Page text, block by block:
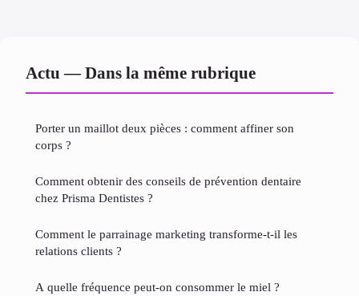
Actu — Dans la même rubrique
Porter un maillot deux pièces : comment affiner son
corps ?
Comment obtenir des conseils de prévention dentaire
chez Prisma Dentistes ?
Comment le parrainage marketing transforme-t-il les
relations clients ?
A quelle fréquence peut-on consommer le miel ?